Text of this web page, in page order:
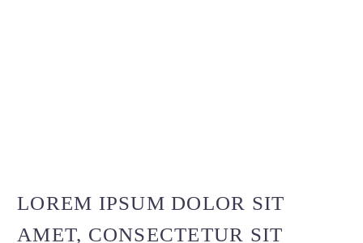
LOREM IPSUM DOLOR SIT
AMET, CONSECTETUR SIT